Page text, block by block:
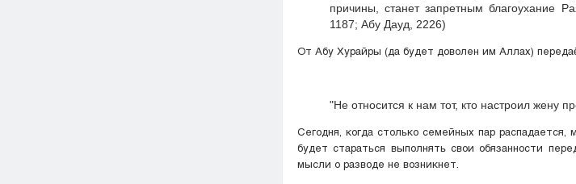
причины, станет запретным благоухание
1187; Абу Дауд, 2226)
"Не относится к нам тот, кто настроил жену
Сегодня, когда столько семейных пар
будет стараться выполнять свои обязанности
мысли о разводе не возникнет.